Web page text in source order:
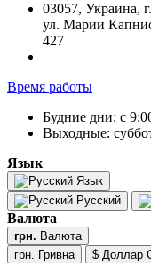
03057, Украина,
ул. Марии
427
Время работы
Будние дни: с
Выходные:
Язык
Язык
Русский
Валюта
грн. Валюта
грн. Гривна
$ Доллар